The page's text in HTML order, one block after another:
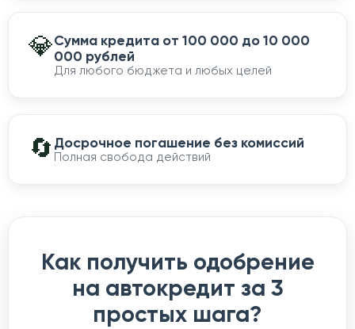
💎Сумма кредита от 100 000 до 10 000
000 рублей
Для любого бюджета и любых целей
🔄 Досрочное погашение без комиссий
Полная свобода действий
Как получить одобрение
на автокредит за 3
простых шага?